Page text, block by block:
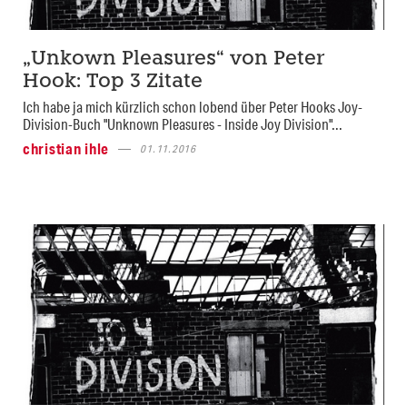
„Unkown Pleasures“ von Peter
Hook: Top 3 Zitate
Ich habe ja mich kürzlich schon lobend über Peter Hooks Joy-
Division-Buch "Unknown Pleasures - Inside Joy Division"...
christian ihle
01.11.2016